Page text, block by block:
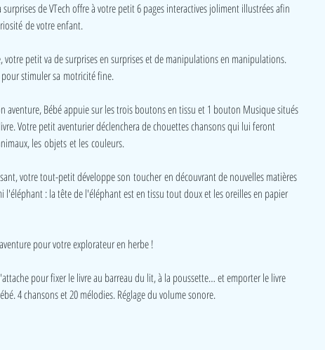
surprises de VTech offre à votre petit 6 pages interactives joliment illustrées afin
de votre enfant.
votre petit va de surprises en surprises et de manipulations en manipulations.
stimuler sa motricité fine.
aventure, Bébé appuie sur les trois boutons en tissu et 1 bouton Musique situés
Votre petit aventurier déclenchera de chouettes chansons qui lui feront
les objets et les couleurs.
votre tout-petit développe son toucher en découvrant de nouvelles matières
l'éléphant : la tête de l'éléphant est en tissu tout doux et les oreilles en papier
pour votre explorateur en herbe !
pour fixer le livre au barreau du lit, à la poussette… et emporter le livre
4 chansons et 20 mélodies. Réglage du volume sonore.